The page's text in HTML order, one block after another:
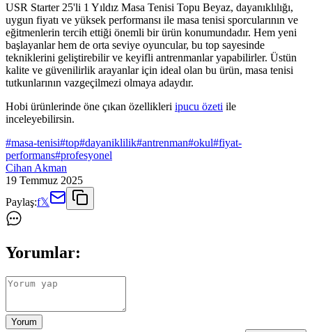
USR Starter 25'li 1 Yıldız Masa Tenisi Topu Beyaz, dayanıklılığı,
uygun fiyatı ve yüksek performansı ile masa tenisi sporcularının ve
eğitmenlerin tercih ettiği önemli bir ürün konumundadır. Hem yeni
başlayanlar hem de orta seviye oyuncular, bu top sayesinde
tekniklerini geliştirebilir ve keyifli antrenmanlar yapabilirler. Üstün
kalite ve güvenilirlik arayanlar için ideal olan bu ürün, masa tenisi
tutkunlarının vazgeçilmezi olmaya adaydır.
Hobi ürünlerinde öne çıkan özellikleri ipucu özeti ile
inceleyebilirsin.
#masa-tenisi#top#dayaniklilik#antrenman#okul#fiyat-
performans#profesyonel
Cihan Akman
19 Temmuz 2025
Paylaş:f𝕏
Yorumlar:
Yorum